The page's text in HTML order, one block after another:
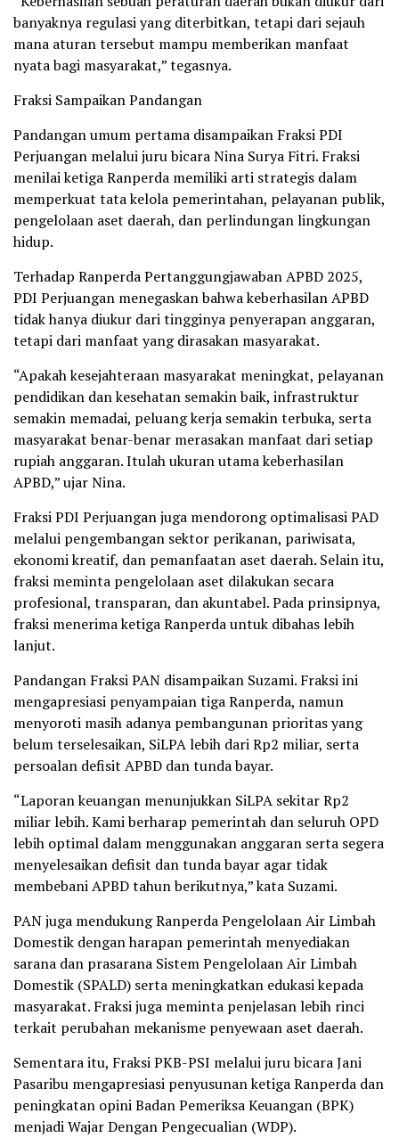
banyaknya regulasi yang diterbitkan, tetapi dari sejauh
mana aturan tersebut mampu memberikan manfaat
nyata bagi masyarakat,” tegasnya.
Fraksi Sampaikan Pandangan
Pandangan umum pertama disampaikan Fraksi PDI
Perjuangan melalui juru bicara Nina Surya Fitri. Fraksi
menilai ketiga Ranperda memiliki arti strategis dalam
memperkuat tata kelola pemerintahan, pelayanan publik,
pengelolaan aset daerah, dan perlindungan lingkungan
hidup.
Terhadap Ranperda Pertanggungjawaban APBD 2025,
PDI Perjuangan menegaskan bahwa keberhasilan APBD
tidak hanya diukur dari tingginya penyerapan anggaran,
tetapi dari manfaat yang dirasakan masyarakat.
“Apakah kesejahteraan masyarakat meningkat, pelayanan
pendidikan dan kesehatan semakin baik, infrastruktur
semakin memadai, peluang kerja semakin terbuka, serta
masyarakat benar-benar merasakan manfaat dari setiap
rupiah anggaran. Itulah ukuran utama keberhasilan
APBD,” ujar Nina.
Fraksi PDI Perjuangan juga mendorong optimalisasi PAD
melalui pengembangan sektor perikanan, pariwisata,
ekonomi kreatif, dan pemanfaatan aset daerah. Selain itu,
fraksi meminta pengelolaan aset dilakukan secara
profesional, transparan, dan akuntabel. Pada prinsipnya,
fraksi menerima ketiga Ranperda untuk dibahas lebih
lanjut.
Pandangan Fraksi PAN disampaikan Suzami. Fraksi ini
mengapresiasi penyampaian tiga Ranperda, namun
menyoroti masih adanya pembangunan prioritas yang
belum terselesaikan, SiLPA lebih dari Rp2 miliar, serta
persoalan defisit APBD dan tunda bayar.
“Laporan keuangan menunjukkan SiLPA sekitar Rp2
miliar lebih. Kami berharap pemerintah dan seluruh OPD
lebih optimal dalam menggunakan anggaran serta segera
menyelesaikan defisit dan tunda bayar agar tidak
membebani APBD tahun berikutnya,” kata Suzami.
PAN juga mendukung Ranperda Pengelolaan Air Limbah
Domestik dengan harapan pemerintah menyediakan
sarana dan prasarana Sistem Pengelolaan Air Limbah
Domestik (SPALD) serta meningkatkan edukasi kepada
masyarakat. Fraksi juga meminta penjelasan lebih rinci
terkait perubahan mekanisme penyewaan aset daerah.
Sementara itu, Fraksi PKB-PSI melalui juru bicara Jani
Pasaribu mengapresiasi penyusunan ketiga Ranperda dan
peningkatan opini Badan Pemeriksa Keuangan (BPK)
menjadi Wajar Dengan Pengecualian (WDP).